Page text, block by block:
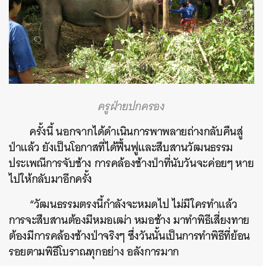
ครูฝ่ายปกครอง
ครั้งนี้ นอกจากได้ดำเนินการพาพลายถ่างกลับคืนสู่
ป่าแล้ว ยังเป็นโอกาสที่ได้ฟื้นฟูและสืบสานวัฒนธรรม
ประเพณีการจับช้าง การคล้องช้างป่าที่นับวันจะค่อยๆ หาย
ไปให้กลับมาอีกครั้ง
“วัฒนธรรมตรงนี้กำลังจะหมดไป ไม่มีใครทำแล้ว
การจะสืบสานต้องมีหมอเฒ่า หมอช้าง มาทำพิธีเสี่ยงทาย
ต้องมีการคล้องช้างป่าจริงๆ ซึ่งวันนั้นเป็นการทำพิธีที่ย้อน
รอยตามพิธีโบราณทุกอย่าง อลังการมาก